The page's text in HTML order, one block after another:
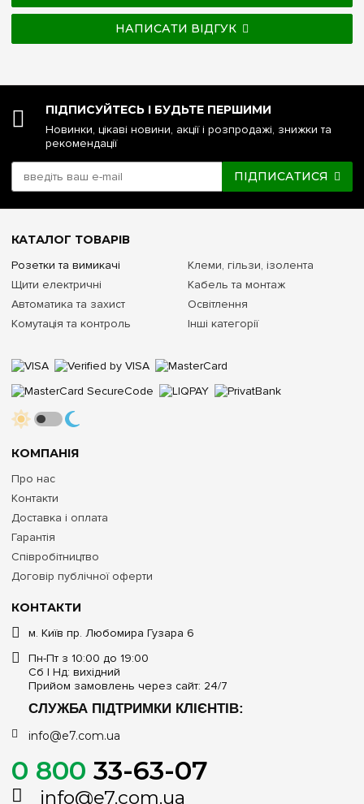
НАПИСАТИ ВІДГУК
ПІДПИСУЙТЕСЬ І БУДЬТЕ ПЕРШИМИ
Новинки, цікаві новини, акції і розпродажі, знижки та
рекомендації
ПІДПИСАТИСЯ
КОНТАКТИ
м. Київ пр. Любомира Гузара 6
Пн-Пт з 10:00 до 19:00
Сб | Нд: вихідний
Прийом замовлень через сайт: 24/7
СЛУЖБА ПІДТРИМКИ КЛІЄНТІВ:
info@e7.com.ua
0 800 33-63-07
info@e7.com.ua
КОМПАНІЯ
Про нас
Контакти
Доставка і оплата
Гарантія
Співробітництво
Договір публічної оферти
КАТАЛОГ ТОВАРІВ
Розетки та вимикачі
Щити електричні
Автоматика та захист
Комутація та контроль
Клеми, гільзи, ізолента
Кабель та монтаж
Освітлення
Інші категорії